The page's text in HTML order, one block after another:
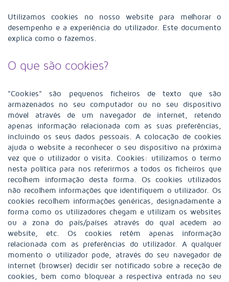
Utilizamos cookies no nosso website para melhorar o
desempenho e a experiência do utilizador. Este documento
explica como o fazemos.
O que são cookies?
"Cookies" são pequenos ficheiros de texto que são
armazenados no seu computador ou no seu dispositivo
móvel através de um navegador de internet, retendo
apenas informação relacionada com as suas preferências,
incluindo os seus dados pessoais. A colocação de cookies
ajuda o website a reconhecer o seu dispositivo na próxima
vez que o utilizador o visita. Cookies: utilizamos o termo
nesta política para nos referirmos a todos os ficheiros que
recolhem informação desta forma. Os cookies utilizados
não recolhem informações que identifiquem o utilizador. Os
cookies recolhem informações genéricas, designadamente a
forma como os utilizadores chegam e utilizam os websites
ou a zona do país/países através do qual acedem ao
website, etc. Os cookies retêm apenas informação
relacionada com as preferências do utilizador. A qualquer
momento o utilizador pode, através do seu navegador de
internet (browser) decidir ser notificado sobre a receção de
cookies, bem como bloquear a respectiva entrada no seu